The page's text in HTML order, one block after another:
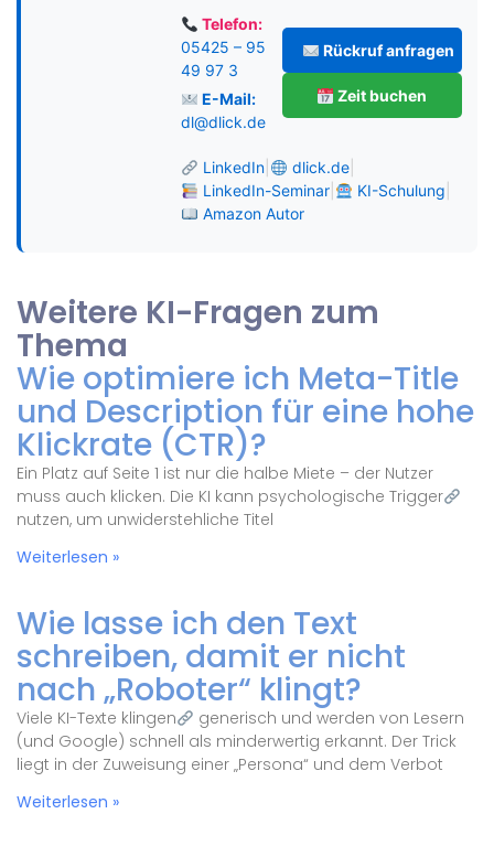
Telefon:
05425 – 95
49 97 3
E-Mail:
dl@dlick.de
Rückruf anfragen
Zeit buchen
LinkedIn| dlick.de|
LinkedIn-Seminar| KI-Schulung
Amazon Autor
Weitere KI-Fragen zum
Thema
Wie optimiere ich Meta-Title
und Description für eine hohe
Klickrate (CTR)?
Ein Platz auf Seite 1 ist nur die halbe Miete – der Nutzer
muss auch klicken. Die KI kann psychologische Trigger
nutzen, um unwiderstehliche Titel
Weiterlesen »
Wie lasse ich den Text
schreiben, damit er nicht
nach „Roboter“ klingt?
Viele KI-Texte klingen
generisch und werden von Lesern
(und Google) schnell als minderwertig erkannt. Der Trick
liegt in der Zuweisung einer „Persona“ und dem Verbot
Weiterlesen »